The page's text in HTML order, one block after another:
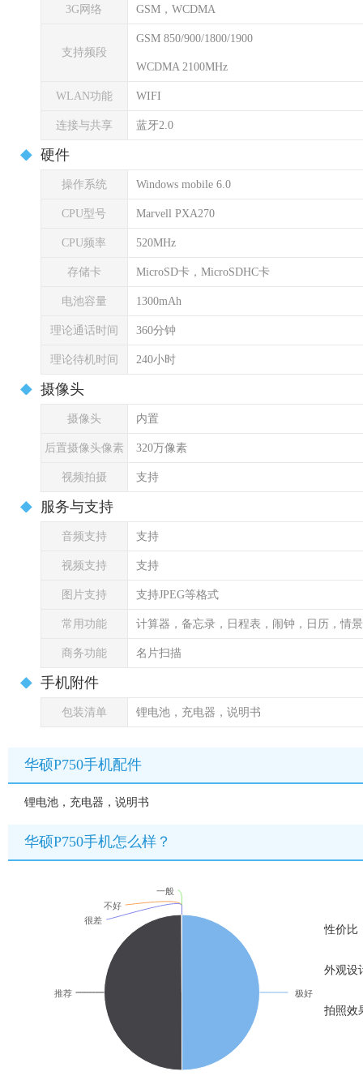
3G网络 GSM，WCDMA
支持频段
GSM 850/900/1800/1900
WCDMA 2100MHz
WLAN功能 WIFI
连接与共享 蓝牙2.0
硬件
操作系统 Windows mobile 6.0
CPU型号 Marvell PXA270
CPU频率 520MHz
存储卡 MicroSD卡，MicroSDHC卡
电池容量 1300mAh
理论通话时间 360分钟
理论待机时间 240小时
摄像头
摄像头 内置
后置摄像头像素 320万像素
视频拍摄 支持
服务与支持
音频支持 支持
视频支持 支持
图片支持 支持JPEG等格式
常用功能 计算器，备忘录，日程表，闹钟，日历，情
商务功能 名片扫描
手机附件
包装清单 锂电池，充电器，说明书
华硕P750手机配件
锂电池，充电器，说明书
华硕P750手机怎么样？
极好
推荐
一般
不好
很差
性价比
外观设
拍照效